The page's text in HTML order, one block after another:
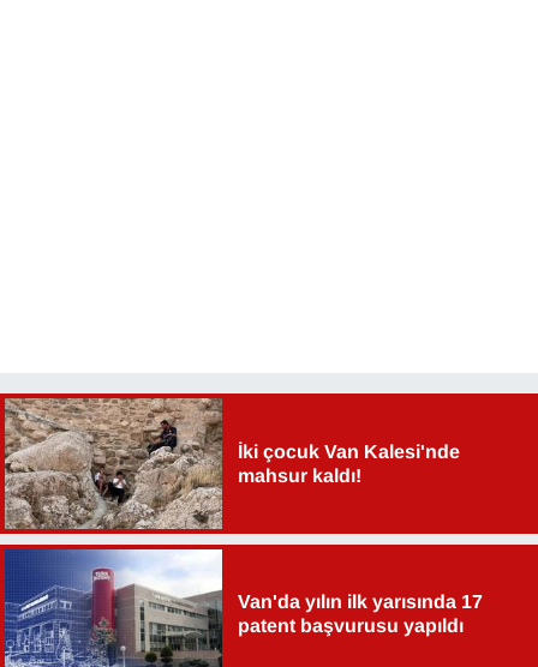
İki çocuk Van Kalesi'nde
mahsur kaldı!
Van'da yılın ilk yarısında 17
patent başvurusu yapıldı